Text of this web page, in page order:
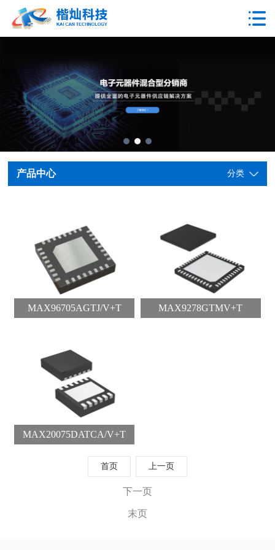
产品中心 分类
MAX96705AGTJ/V+T MAX9278GTMV+T
MAX20075DATCA/V+T
首页 上一页
下一页
末页